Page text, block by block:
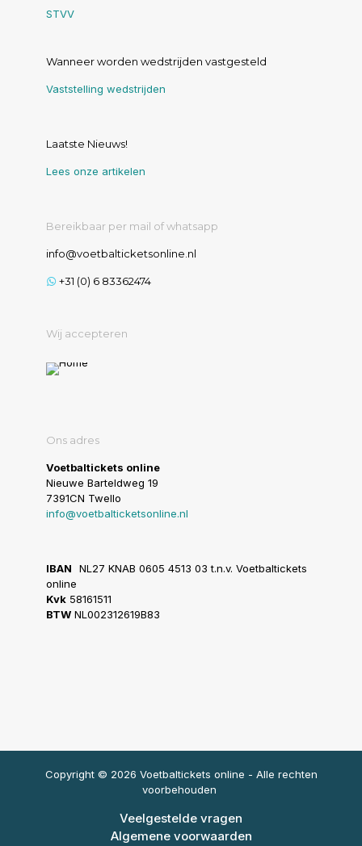
STVV
Wanneer worden wedstrijden vastgesteld
Vaststelling wedstrijden
Laatste Nieuws!
Lees onze artikelen
Bereikbaar per mail of whatsapp
info@voetbalticketsonline.nl
+31 (0) 6 83362474
Wij accepteren
Ons adres
Voetbaltickets online
Nieuwe Barteldweg 19
7391CN Twello
info@voetbalticketsonline.nl
IBAN NL27 KNAB 0605 4513 03 t.n.v. Voetbaltickets
online
Kvk58161511
BTWNL002312619B83
Copyright © 2026 Voetbaltickets online - Alle rechten
voorbehouden
Veelgestelde vragen
Algemene voorwaarden